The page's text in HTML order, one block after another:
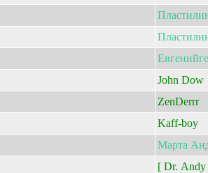
John Dow
ZenDerrr
Kaff-boy
Марта
[ Dr.